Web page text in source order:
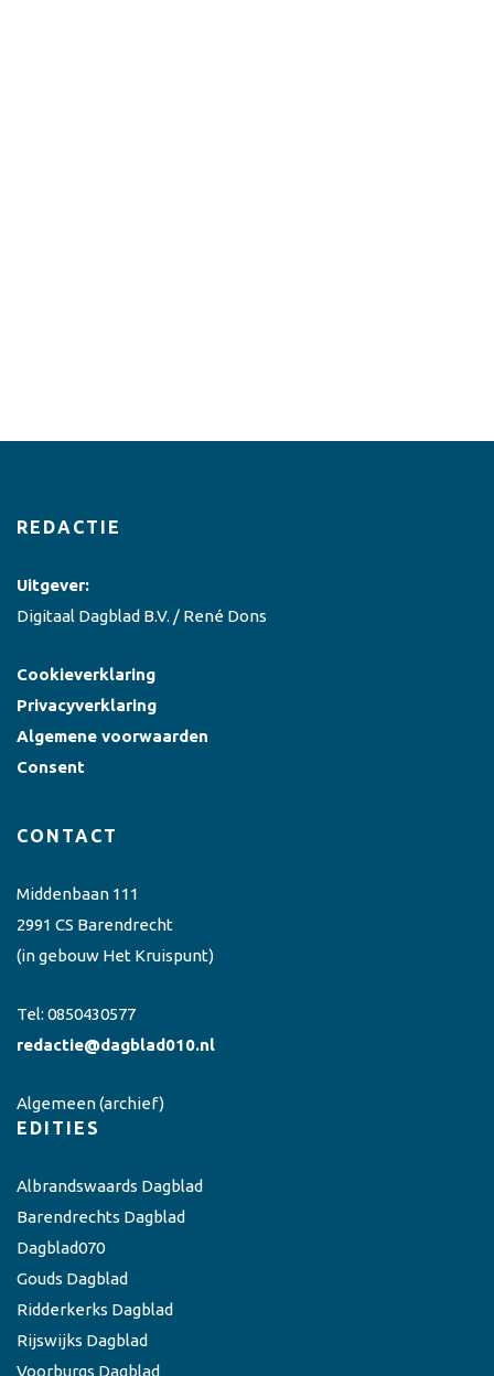
REDACTIE
Uitgever:
Digitaal Dagblad B.V. / René Dons
Cookieverklaring
Privacyverklaring
Algemene voorwaarden
Consent
CONTACT
Middenbaan 111
2991 CS Barendrecht
(in gebouw Het Kruispunt)
Tel: 0850430577
redactie@dagblad010.nl
Algemeen(archief)
EDITIES
Albrandswaards Dagblad
Barendrechts Dagblad
Dagblad070
Gouds Dagblad
Ridderkerks Dagblad
Rijswijks Dagblad
Voorburgs Dagblad